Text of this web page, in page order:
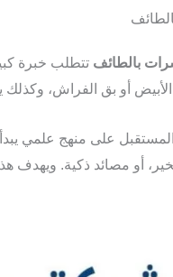
بالطائف تتطلب خبرة
أو بق الفراش،
على منهج علمي يبدأ
أو مصائد ذكية. ويهدف